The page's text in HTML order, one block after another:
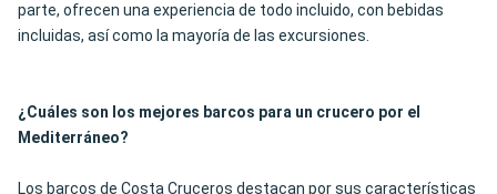
parte, ofrecen una experiencia de todo incluido, con bebidas
incluidas, así como la mayoría de las excursiones.
¿Cuáles son los mejores barcos para un crucero por el
Mediterráneo?
Los barcos de Costa Cruceros destacan por sus características